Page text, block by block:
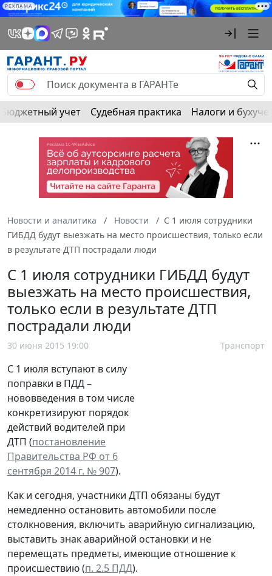
РЕКЛАМА
Бюджетный учет Судебная практика Налоги и
Новости и аналитика Новости
С 1 июля сотрудники
ГИБДД будут выезжать на место происшествия, только если
в результате ДТП пострадали люди
С 1 июля сотрудники ГИБДД будут
выезжать на место происшествия,
только если в результате ДТП
пострадали люди
30 июня 2015 19:00 Транспорт
С 1 июля вступают в силу
поправки в ПДД –
нововведения в том числе
конкретизируют порядок
действий водителей при
ДТП (постановление
Правительства РФ от 6
сентября 2014 г. № 907).
Как и сегодня, участники ДТП обязаны будут
немедленно остановить автомобили после
столкновения, включить аварийную сигнализацию,
выставить знак аварийной остановки и не
перемещать предметы, имеющие отношение к
происшествию (п. 2.5 ПДД).